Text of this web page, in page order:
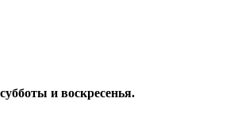
и воскресенья.